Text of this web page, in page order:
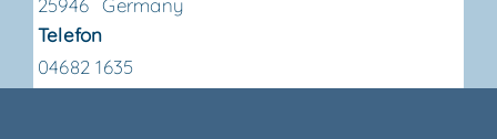
25946 Germany
Telefon
04682 1635